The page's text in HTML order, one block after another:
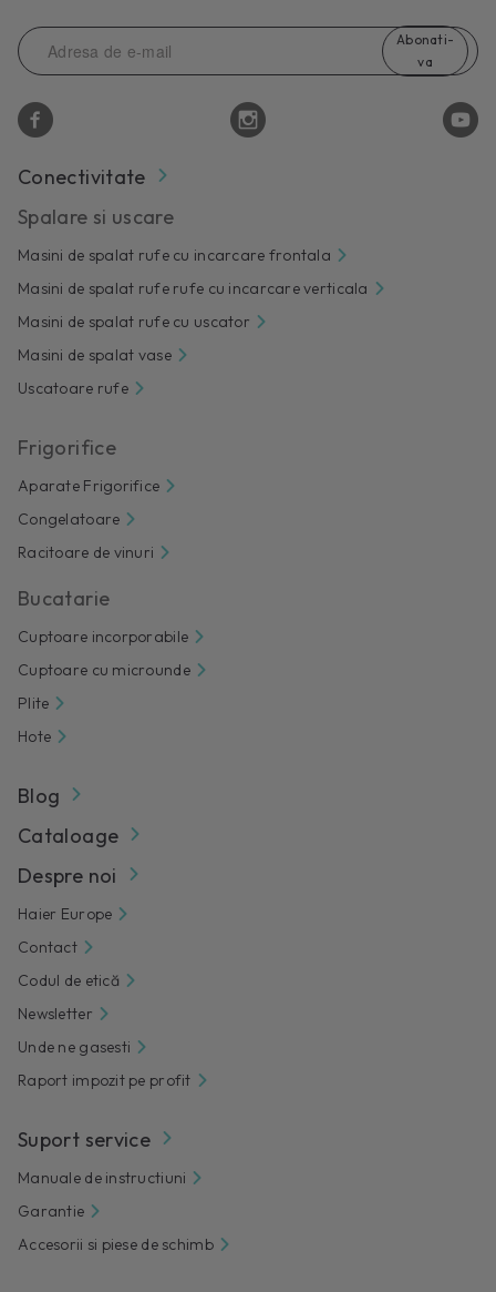
Abonati-
va
Conectivitate
Spalare si uscare
Masini de spalat rufe cu incarcare frontala
Masini de spalat rufe rufe cu incarcare verticala
Masini de spalat rufe cu uscator
Masini de spalat vase
Uscatoare rufe
Frigorifice
Aparate Frigorifice
Congelatoare
Racitoare de vinuri
Bucatarie
Cuptoare incorporabile
Cuptoare cu microunde
Plite
Hote
Blog
Cataloage
Despre noi
Haier Europe
Contact
Codul de etică
Newsletter
Unde ne gasesti
Raport impozit pe profit
Suport service
Manuale de instructiuni
Garantie
Accesorii si piese de schimb